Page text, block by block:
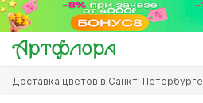
Перейти
основному
содержанию
Вы
здесь
Доставка цветов в Санкт-Петербурге